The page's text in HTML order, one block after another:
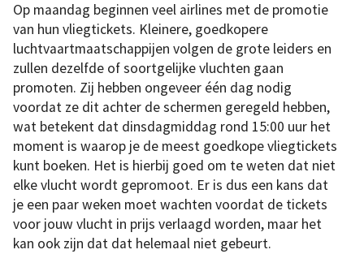
Op maandag beginnen veel airlines met de promotie
van hun vliegtickets. Kleinere, goedkopere
luchtvaartmaatschappijen volgen de grote leiders en
zullen dezelfde of soortgelijke vluchten gaan
promoten. Zij hebben ongeveer één dag nodig
voordat ze dit achter de schermen geregeld hebben,
wat betekent dat dinsdagmiddag rond 15:00 uur het
moment is waarop je de meest goedkope vliegtickets
kunt boeken. Het is hierbij goed om te weten dat niet
elke vlucht wordt gepromoot. Er is dus een kans dat
je een paar weken moet wachten voordat de tickets
voor jouw vlucht in prijs verlaagd worden, maar het
kan ook zijn dat dat helemaal niet gebeurt.